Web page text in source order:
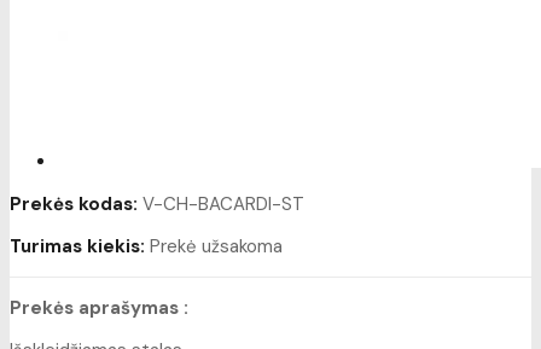
Prekės kodas: V-CH-BACARDI-ST
Turimas kiekis: Prekė užsakoma
Prekės aprašymas :